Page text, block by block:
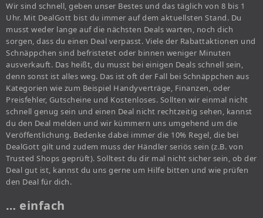
Wir sind schnell, geben unser Bestes und das täglich von 8 bis 1
Uhr. Mit DealGott bist du immer auf dem aktuellsten Stand. Du
musst weder lange auf die nächsten Deals warten, noch dich
sorgen, dass du einen Deal verpasst. Viele der Rabattaktionen und
Schnäppchen sind befristetet oder binnen weniger Minuten
ausverkauft. Das heißt, du musst bei einigen Deals schnell sein,
denn sonst ist alles weg. Das ist oft der Fall bei Schnäppchen aus
Kategorien wie zum Beispiel Handyverträge, Finanzen, oder
Preisfehler, Gutscheine und Kostenloses. Sollten wir einmal nicht
schnell genug sein und einen Deal nicht rechtzeitig sehen, kannst
du den Deal melden und wir kümmern uns umgehend um die
Veröffentlichung. Bedenke dabei immer die 10% Regel, die bei
DealGott gilt und zudem muss der Händler seriös sein (z.B. von
Trusted Shops geprüft). Solltest du dir mal nicht sicher sein, ob der
Deal gut ist, kannst du uns gerne um Hilfe bitten und wie prüfen
den Deal für dich.
… einfach